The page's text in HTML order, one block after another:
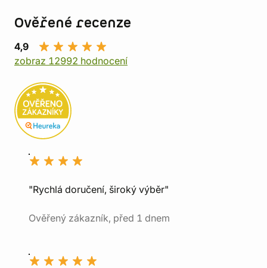
Ověřené recenze
4,9
zobraz 12992 hodnocení
"Rychlá doručení, široký výběr"
Ověřený zákazník, před 1 dnem